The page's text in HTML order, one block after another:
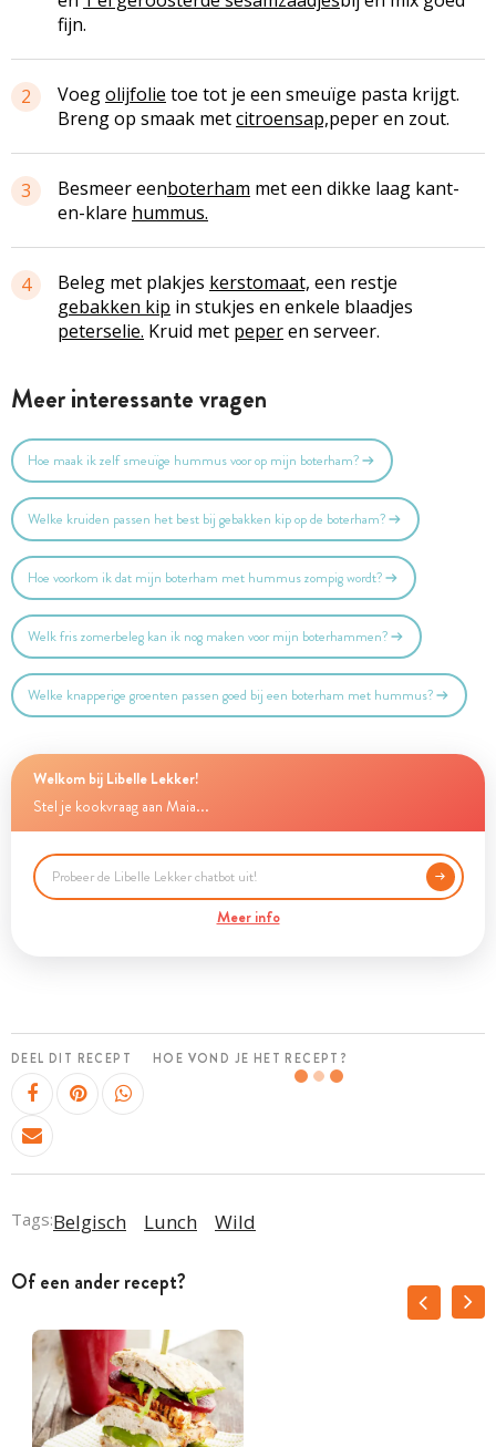
fijn.
2 Voegolijfolie toe tot je een smeuïge pasta krijgt.
Breng op smaak metcitroensap,peper en zout.
3 Besmeereenboterham met een dikke laag kant-
en-klare hummus.
4 Beleg met plakjes kerstomaat, een restje
gebakken kip in stukjes en enkele blaadjes
peterselie. Kruid met peperen serveer.
Meer interessante vragen
Hoe maak ik zelf smeuïge hummus voor op mijn boterham?
Welke kruiden passen het best bij gebakken kip op de boterham?
Hoe voorkom ik dat mijn boterham met hummus zompig wordt?
Welk fris zomerbeleg kan ik nog maken voor mijn boterhammen?
Welke knapperige groenten passen goed bij een boterham met hummus?
Welkom bij Libelle Lekker!
Stel je kookvraag aan Maia...
Meer info
DEEL DIT RECEPT HOE VOND JE HET RECEPT?
Tags:Belgisch Lunch Wild
Of een ander recept?